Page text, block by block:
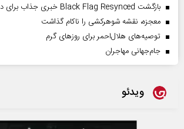
بازگشت Black Flag Resynced خبری جذاب برای دوستداران بازی
معجزه، نقشه شوهرکشی را ناکام گذاشت
توصیه‌های هلال‌احمر برای روز‌های گرم
جام‌جهانی مهاجران
ویدئو